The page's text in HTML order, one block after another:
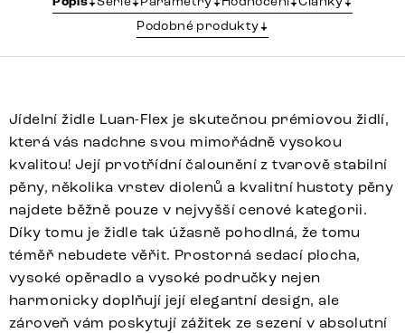
Podobné produkty
Jídelní židle Luan-Flex je skutečnou prémiovou židlí,
která vás nadchne svou mimořádně vysokou
kvalitou! Její prvotřídní čalounění z tvarově stabilní
pěny, několika vrstev diolenů a kvalitní hustoty pěny
najdete běžně pouze v nejvyšší cenové kategorii.
Díky tomu je židle tak úžasně pohodlná, že tomu
téměř nebudete věřit. Prostorná sedací plocha,
vysoké opěradlo a vysoké područky nejen
harmonicky doplňují její elegantní design, ale
zároveň vám poskytují zážitek ze sezení v absolutní